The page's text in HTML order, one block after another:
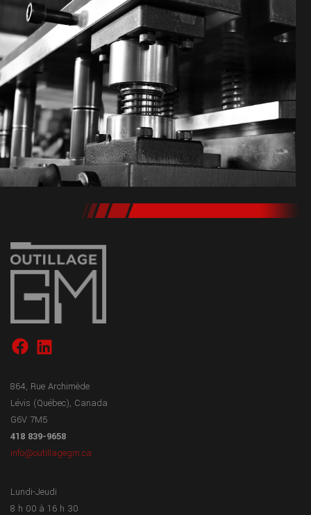
864, Rue Archimède
Lévis (Québec), Canada
G6V 7M5
418 839-9658
info@outillagegm.ca
Lundi-Jeudi
8 h 00 à 16 h 30